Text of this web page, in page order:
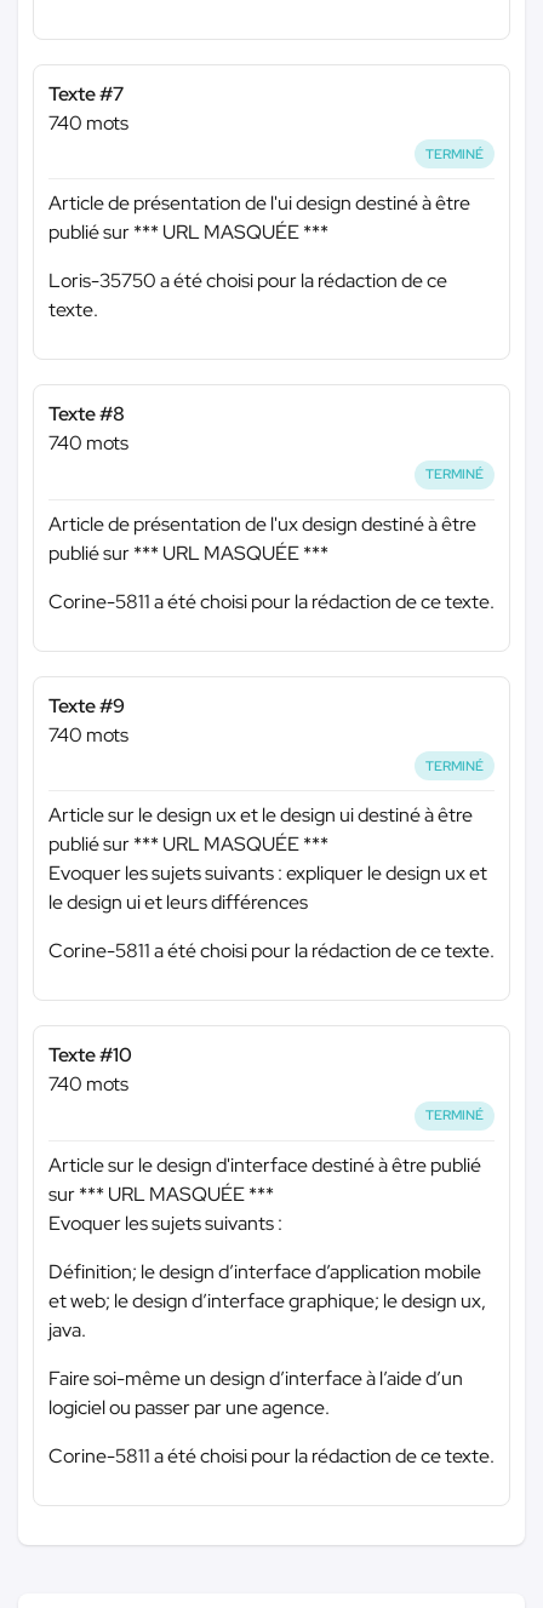
Texte #7
740 mots
TERMINÉ
Article de présentation de l'ui design destiné à être
publié sur*** URL MASQUÉE ***
Loris-35750 a été choisi pour la rédaction de ce
texte.
Texte #8
740 mots
TERMINÉ
Article de présentation de l'ux design destiné à être
publié sur*** URL MASQUÉE ***
Corine-5811 a été choisi pour la rédaction de ce texte.
Texte #9
740 mots
TERMINÉ
Article sur le design ux et le design ui destiné à être
publié sur*** URL MASQUÉE ***
Evoquer les sujets suivants : expliquer le design ux et
le design ui et leurs différences
Corine-5811 a été choisi pour la rédaction de ce texte.
Texte #10
740 mots
TERMINÉ
Article sur le design d'interface destiné à être publié
sur*** URL MASQUÉE ***
Evoquer les sujets suivants :
Définition; le design d’interface d’application mobile
et web; le design d’interface graphique; le design ux,
java.
Faire soi-même un design d’interface à l’aide d’un
logiciel ou passer par une agence.
Corine-5811 a été choisi pour la rédaction de ce texte.